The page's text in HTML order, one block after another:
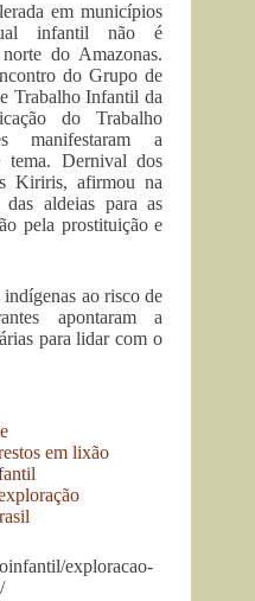
em municípios
infantil não é
do Amazonas.
do Grupo de
Trabalho Infantil da
do Trabalho
manifestaram a
tema. Dernival dos
Kiriris, afirmou na
aldeias para as
pela prostituição e
ao risco de
apontaram a
para lidar com o
em lixão
exploracao-